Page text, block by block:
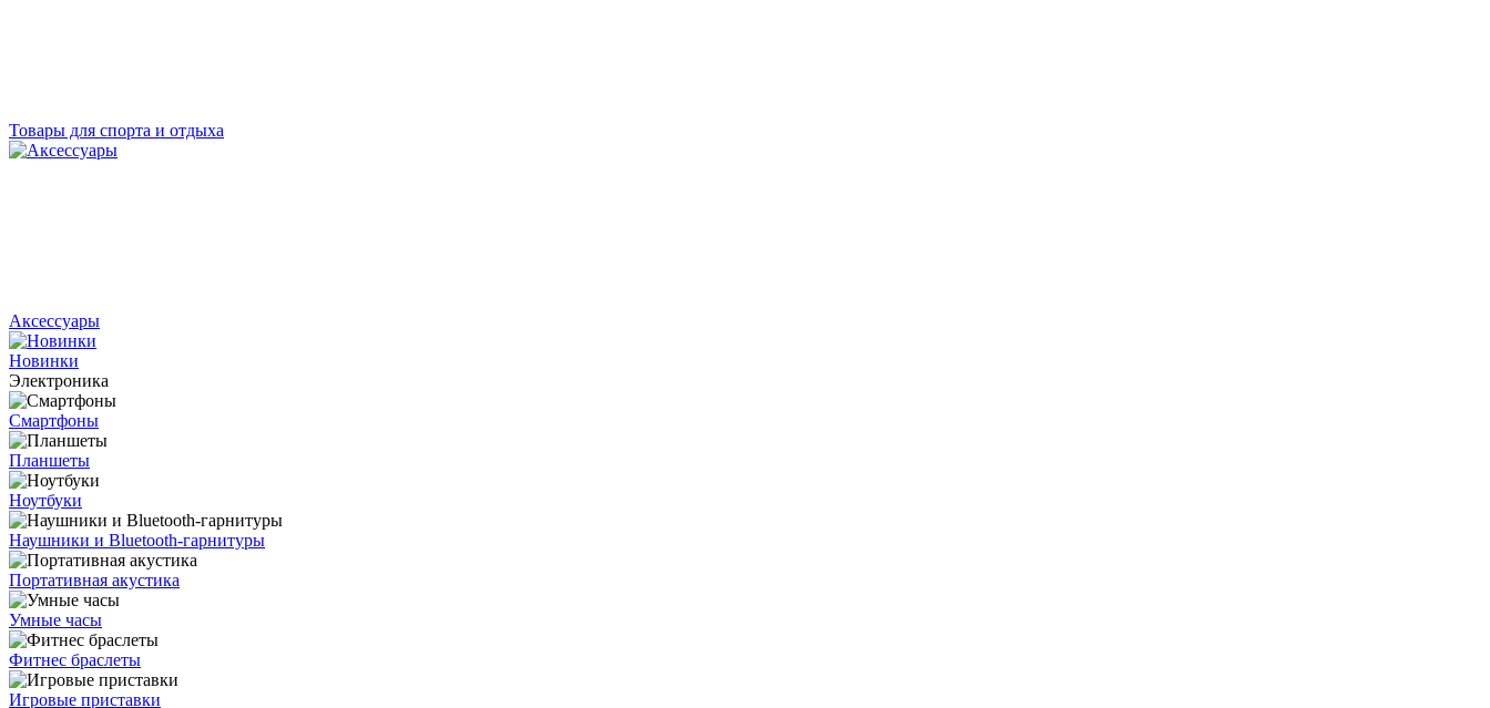
Товары для спорта и отдыха
Аксессуары
Новинки
Электроника
Смартфоны
Планшеты
Ноутбуки
Наушники и Bluetooth-гарнитуры
Портативная акустика
Умные часы
Фитнес браслеты
Игровые приставки